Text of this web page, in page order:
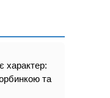
характер:
та